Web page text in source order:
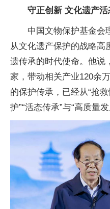
守正创新 文化遗产
中国文物保护基金会
从文化遗产保护的战略高
遗传承的时代使命。他说
家，带动相关产业120余
的保护传承，已经从“抢
护”“活态传承”与“高质量